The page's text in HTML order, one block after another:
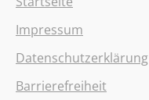
Impressum
Datenschutzerklärung
Barrierefreiheit